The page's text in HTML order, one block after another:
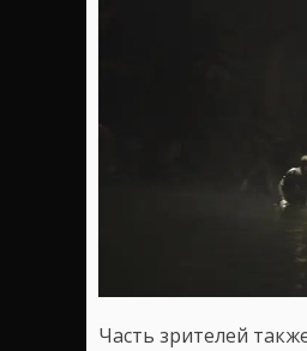
Часть зрителей